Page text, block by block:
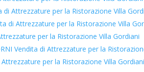
di Attrezzature per la Ristorazione Villa
di Attrezzature per la Ristorazione Villa
per la Ristorazione Villa Gordiani
Vendita di Attrezzature per la
Attrezzature per la Ristorazione Villa Gordiani